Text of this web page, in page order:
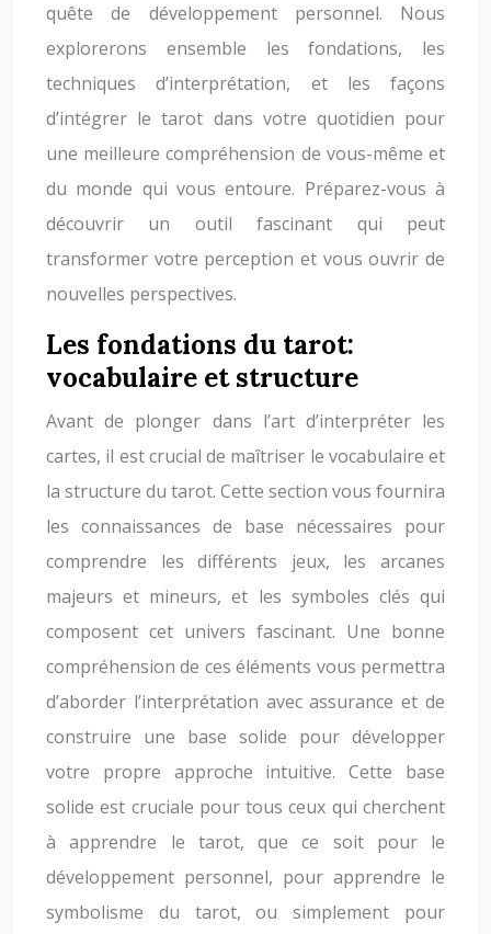
quête de développement personnel. Nous
explorerons ensemble les fondations, les
techniques d’interprétation, et les façons
d’intégrer le tarot dans votre quotidien pour
une meilleure compréhension de vous-même et
du monde qui vous entoure. Préparez-vous à
découvrir un outil fascinant qui peut
transformer votre perception et vous ouvrir de
nouvelles perspectives.
Les fondations du tarot:
vocabulaire et structure
Avant de plonger dans l’art d’interpréter les
cartes, il est crucial de maîtriser le vocabulaire et
la structure du tarot. Cette section vous fournira
les connaissances de base nécessaires pour
comprendre les différents jeux, les arcanes
majeurs et mineurs, et les symboles clés qui
composent cet univers fascinant. Une bonne
compréhension de ces éléments vous permettra
d’aborder l’interprétation avec assurance et de
construire une base solide pour développer
votre propre approche intuitive. Cette base
solide est cruciale pour tous ceux qui cherchent
à apprendre le tarot, que ce soit pour le
développement personnel, pour apprendre le
symbolisme du tarot, ou simplement pour